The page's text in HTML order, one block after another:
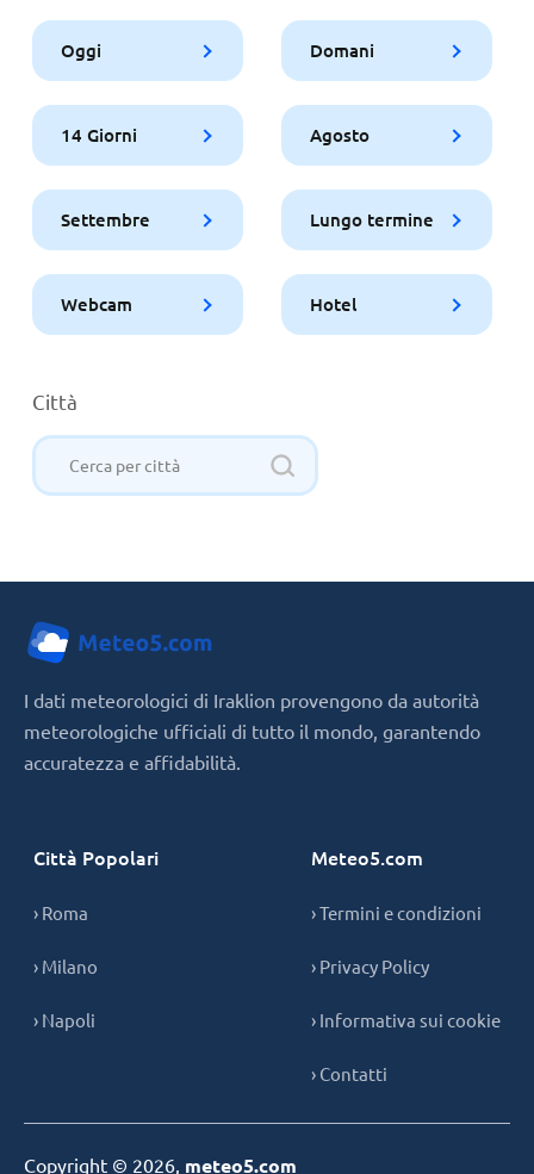
Oggi Domani
14 Giorni Agosto
Settembre Lungo termine
Webcam Hotel
Città
I dati meteorologici di Iraklion provengono da autorità
meteorologiche ufficiali di tutto il mondo, garantendo
accuratezza e affidabilità.
Città Popolari
› Roma
› Milano
› Napoli
Meteo5.com
› Termini e condizioni
› Privacy Policy
› Informativa sui cookie
› Contatti
Copyright © 2026, meteo5.com